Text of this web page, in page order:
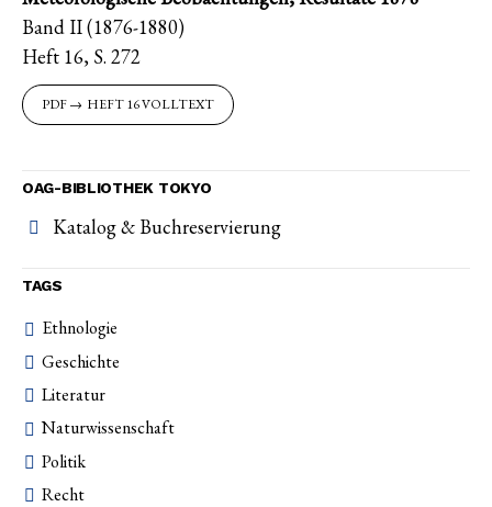
Band II (1876-1880)
Heft 16, S. 272
HEFT 16 VOLLTEXT
OAG-BIBLIOTHEK TOKYO
Katalog & Buchreservierung
TAGS
Ethnologie
Geschichte
Literatur
Naturwissenschaft
Politik
Recht